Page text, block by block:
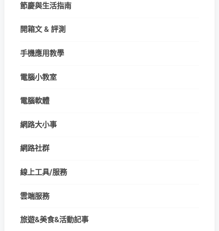
節慶與生活指南
開箱文 & 評測
手機應用教學
電腦小教室
電腦軟體
網路大小事
網路社群
線上工具/服務
雲端服務
旅遊&美食&活動記事